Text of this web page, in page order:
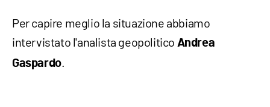
Per capire meglio la situazione abbiamo
intervistato l'analista geopolitico Andrea
Gaspardo.